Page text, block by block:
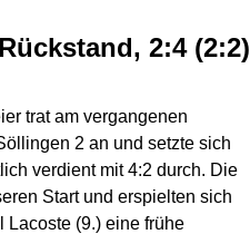
2:4 (2:2)
trat am vergangenen
2 an und setzte sich
verdient mit 4:2 durch. Die
Start und erspielten sich
Lacoste (9.) eine frühe